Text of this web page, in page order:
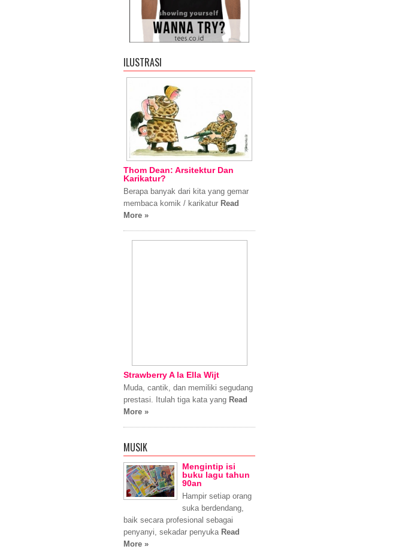
ILUSTRASI
Thom Dean: Arsitektur Dan
Karikatur?
Berapa banyak dari kita yang gemar
membaca komik / karikatur Read
More »
Strawberry A la Ella Wijt
Muda, cantik, dan memiliki segudang
prestasi. Itulah tiga kata yang Read
More »
MUSIK
Mengintip isi
buku lagu tahun
90an
Hampir setiap orang
suka berdendang,
baik secara profesional sebagai
penyanyi, sekadar penyuka Read
More »